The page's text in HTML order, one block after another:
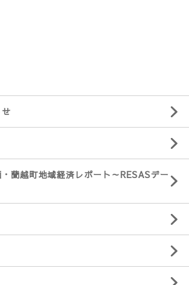
蘭越町地域経済レポート～RESASデー